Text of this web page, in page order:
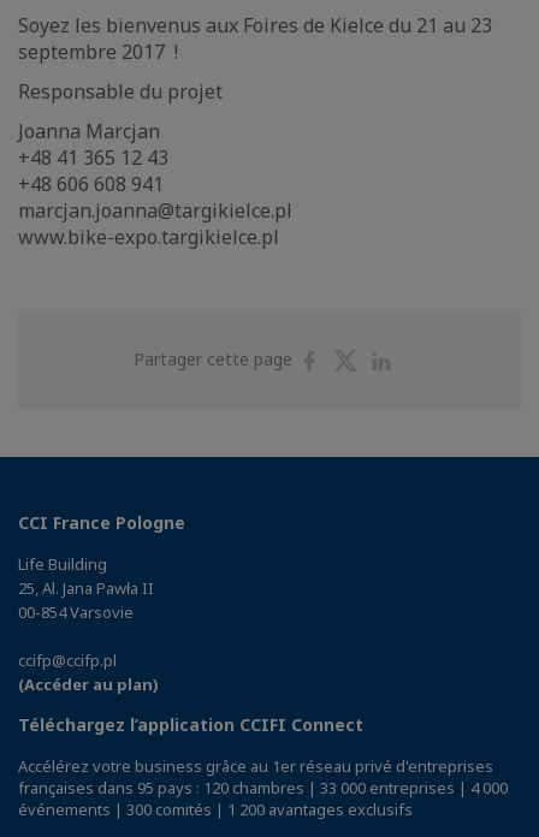
Soyez les bienvenus aux Foires de Kielce du 21 au 23
septembre 2017 !
Responsable du projet
Joanna Marcjan
+48 41 365 12 43
+48 606 608 941
marcjan.joanna@targikielce.pl
www.bike-expo.targikielce.pl
Partager cette page
PartagerPartager
CCI France Pologne
Life Building
25, Al. Jana Pawła II
00-854 Varsovie
ccifp@ccifp.pl
(Accéder au plan)
Téléchargez l’application CCIFI Connect
Accélérez votre business grâce au 1er réseau privé d'entreprises
françaises dans 95 pays : 120 chambres | 33 000 entreprises | 4 000
événements | 300 comités | 1 200 avantages exclusifs